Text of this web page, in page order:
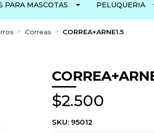
PARA MASCOTAS PELUQUERIA
Correas CORREA+ARNE1.5
$2.500
SKU: 95012